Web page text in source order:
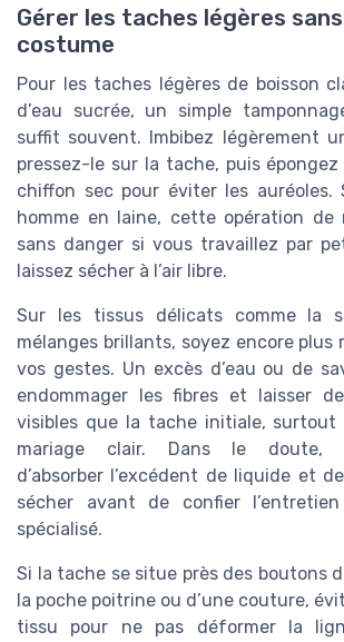
Gérer les taches légères
costume
Pour les taches légères de boisson
d’eau sucrée, un simple
suffit souvent. Imbibez légèrement
pressez-le sur la tache, puis
chiffon sec pour éviter les auréoles.
homme en laine, cette opération de
sans danger si vous travaillez par
laissez sécher à l’air libre.
Sur les tissus délicats comme la
mélanges brillants, soyez encore plus
vos gestes. Un excès d’eau ou de
endommager les fibres et laisser
visibles que la tache initiale, surtout
mariage clair. Dans le doute,
d’absorber l’excédent de liquide et
sécher avant de confier
spécialisé.
Si la tache se situe près des boutons
la poche poitrine ou d’une couture,
tissu pour ne pas déformer la